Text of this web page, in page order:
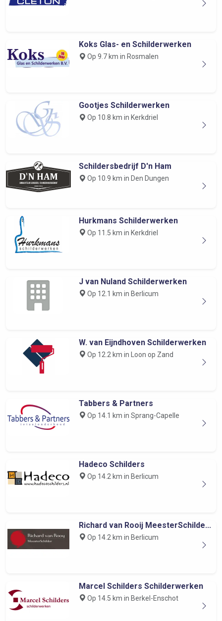
Koks Glas- en Schilderwerken
Op 9.7 km in Rosmalen
Gootjes Schilderwerken
Op 10.8 km in Kerkdriel
Schildersbedrijf D'n Ham
Op 10.9 km in Den Dungen
Hurkmans Schilderwerken
Op 11.5 km in Kerkdriel
J van Nuland Schilderwerken
Op 12.1 km in Berlicum
W. van Eijndhoven Schilderwerken
Op 12.2 km in Loon op Zand
Tabbers & Partners
Op 14.1 km in Sprang-Capelle
Hadeco Schilders
Op 14.2 km in Berlicum
Richard van Rooij MeesterSchilde...
Op 14.2 km in Berlicum
Marcel Schilders Schilderwerken
Op 14.5 km in Berkel-Enschot